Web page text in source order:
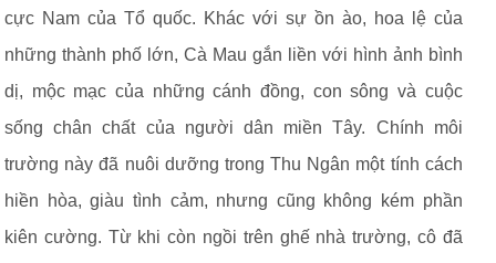
cực Nam của Tổ quốc. Khác với sự ồn ào, hoa lệ của
những thành phố lớn, Cà Mau gắn liền với hình ảnh bình
dị, mộc mạc của những cánh đồng, con sông và cuộc
sống chân chất của người dân miền Tây. Chính môi
trường này đã nuôi dưỡng trong Thu Ngân một tính cách
hiền hòa, giàu tình cảm, nhưng cũng không kém phần
kiên cường. Từ khi còn ngồi trên ghế nhà trường, cô đã